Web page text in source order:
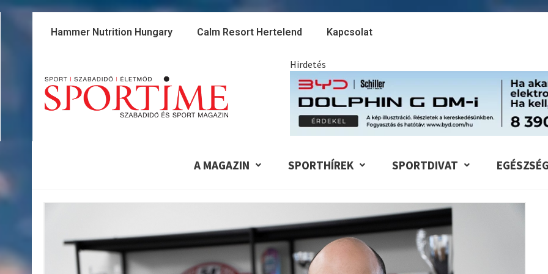
Skip
Hammer Nutrition Hungary Calm Resort Hertelend Kapcsolat
Hirdetés
A MAGAZIN SPORTHÍREK SPORTDIVAT EGÉSZSÉG